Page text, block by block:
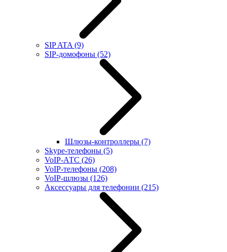
SIP ATA (9)
SIP-домофоны (52)
Шлюзы-контроллеры (7)
Skype-телефоны (5)
VoIP-АТС (26)
VoIP-телефоны (208)
VoIP-шлюзы (126)
Аксессуары для телефонии (215)